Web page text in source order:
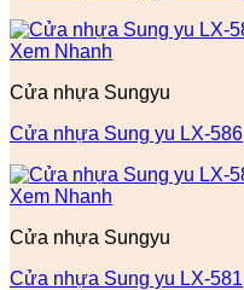
Xem Nhanh
Cửa nhựa Sungyu
Cửa nhựa Sung yu LX-586
Xem Nhanh
Cửa nhựa Sungyu
Cửa nhựa Sung yu LX-581